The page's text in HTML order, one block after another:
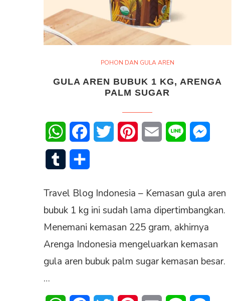
POHON DAN GULA AREN
GULA AREN BUBUK 1 KG, ARENGA
PALM SUGAR
WhatsAppFacebookTwitter PinterestEmail Line
Tumblr
Travel Blog Indonesia – Kemasan gula aren
bubuk 1 kg ini sudah lama dipertimbangkan.
Menemani kemasan 225 gram, akhirnya
Arenga Indonesia mengeluarkan kemasan
gula aren bubuk palm sugar kemasan besar.
…